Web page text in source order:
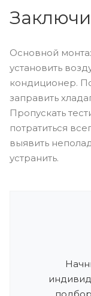
Основной
установить
кондиционер.
заправить
Пропускать
потратиться
выявить
устранить.